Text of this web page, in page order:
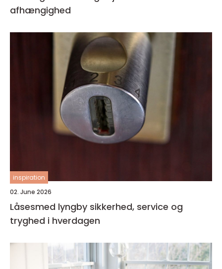
afhængighed
inspiration
02. June 2026
Låsesmed lyngby sikkerhed, service og
tryghed i hverdagen